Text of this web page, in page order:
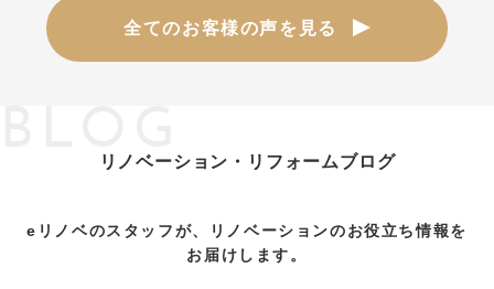
全てのお客様の声を見る
リノベーション・リフォームブログ
eリノベのスタッフが、リノベーションのお役立ち情報を
お届けします。